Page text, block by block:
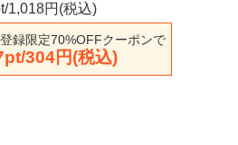
1,018円(税込)
録限定70%OFFクーポンで
304円(税込)